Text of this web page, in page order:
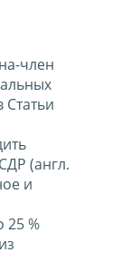
член
(англ.
и
25 %